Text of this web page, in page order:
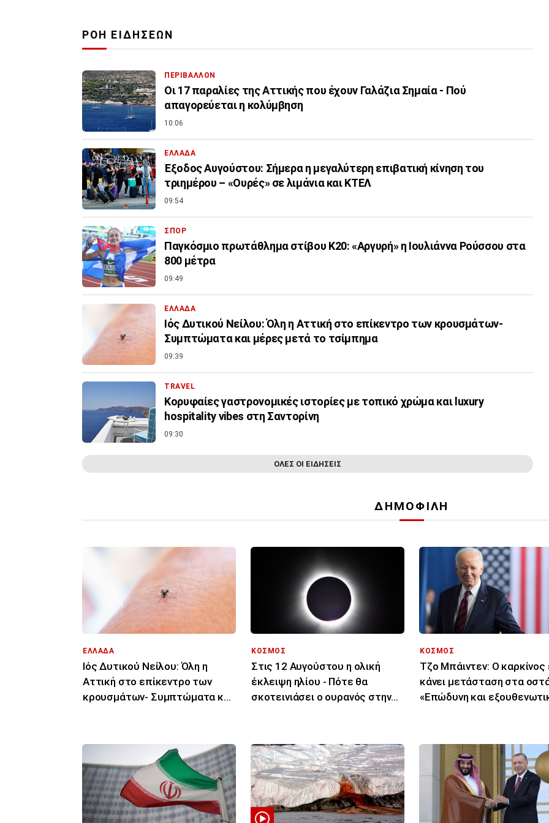
ΡΟΗ ΕΙΔΗΣΕΩΝ
ΠΕΡΙΒΑΛΛΟΝ
Οι 17 παραλίες της Αττικής που έχουν Γαλάζια Σημαία - Πού
απαγορεύεται η κολύμβηση
10:06
ΕΛΛΑΔΑ
Έξοδος Αυγούστου: Σήμερα η μεγαλύτερη επιβατική κίνηση του
τριημέρου – «Ουρές» σε λιμάνια και ΚΤΕΛ
09:54
ΣΠΟΡ
Παγκόσμιο πρωτάθλημα στίβου Κ20: «Αργυρή» η Ιουλιάννα Ρούσσου στα
800 μέτρα
09:49
ΕΛΛΑΔΑ
Ιός Δυτικού Νείλου: Όλη η Αττική στο επίκεντρο των κρουσμάτων-
Συμπτώματα και μέρες μετά το τσίμπημα
09:39
TRAVEL
Κορυφαίες γαστρονομικές ιστορίες με τοπικό χρώμα και luxury
hospitality vibes στη Σαντορίνη
09:30
ΟΛΕΣ ΟΙ ΕΙΔΗΣΕΙΣ
ΔΗΜΟΦΙΛΗ
ΕΛΛΑΔΑ
Ιός Δυτικού Νείλου: Όλη η
Αττική στο επίκεντρο των
κρουσμάτων- Συμπτώματα και
ΚΟΣΜΟΣ
Στις 12 Αυγούστου η ολική
έκλειψη ηλίου - Πότε θα
σκοτεινιάσει ο ουρανός στην
ΚΟΣΜΟΣ
Τζο Μπάιντεν: Ο καρκίνος
κάνει μετάσταση στα
«Επώδυνη και